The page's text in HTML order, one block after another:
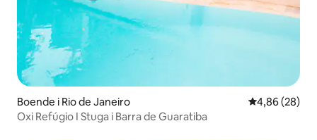
Boende i Rio de Janeiro 4,86 av 5 i
4,86 (28)
Oxi Refúgio I Stuga i Barra de Guaratiba